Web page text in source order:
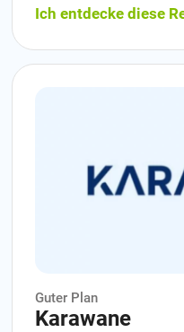
Ich entdecke diese
Guter Plan
Karawane